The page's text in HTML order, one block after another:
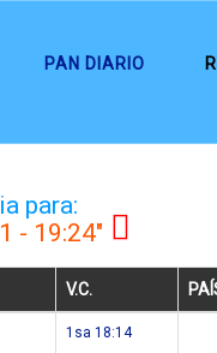
PAN DIARIO
para:
- 19:24"
V.C.
1sa 18:14